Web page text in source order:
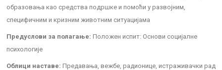
образовања као средства подршке и помоћи у развојним,
специфичним и кризним животним ситуацијама
Предуслови за полагање: Положен испит: Основи социјалне
психологије
Облици наставе: Предавања, вежбе, радионице, истраживачки рад